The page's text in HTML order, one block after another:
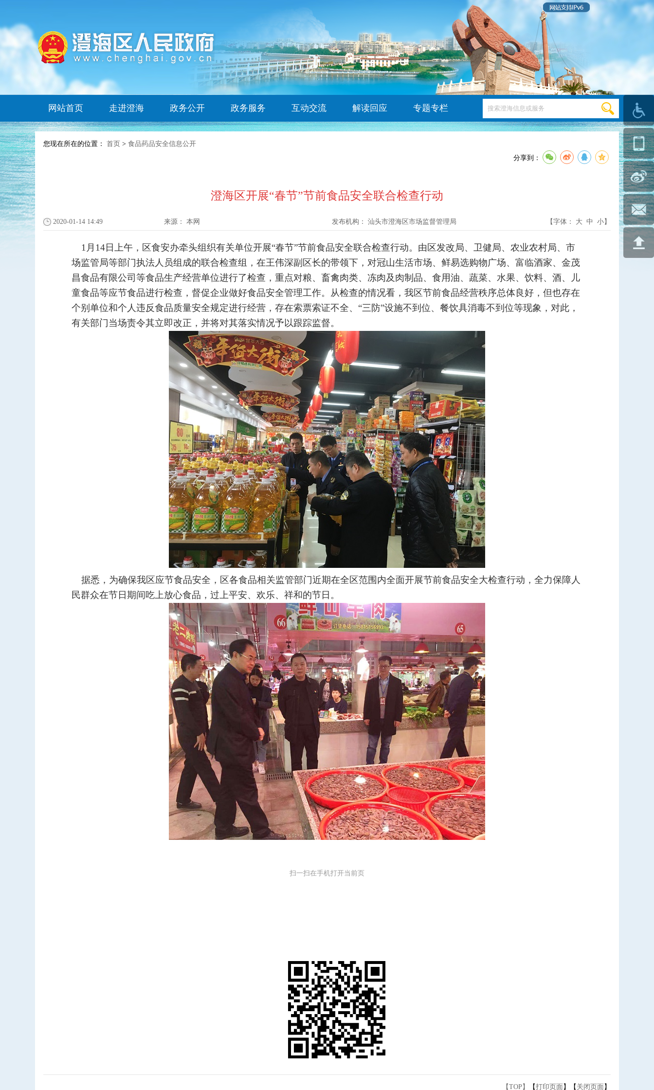
网站首页 走进澄海 政务公开 政务服务 互动交流 解读回应 专题专栏
您现在所在的位置： 首页 > 食品药品安全信息公开
分享到：
澄海区开展“春节”节前食品安全联合检查行动
2020-01-14 14:49 来源： 本网 发布机构： 汕头市澄海区市场监督管理局 【字体： 大 中 小】
1月14日上午，区食安办牵头组织有关单位开展“春节”节前食品安全联合检查行动。由区发改局、卫健局、农业农村局、市
场监管局等部门执法人员组成的联合检查组，在王伟深副区长的带领下，对冠山生活市场、鲜易选购物广场、富临酒家、金茂
昌食品有限公司等食品生产经营单位进行了检查，重点对粮、畜禽肉类、冻肉及肉制品、食用油、蔬菜、水果、饮料、酒、儿
童食品等应节食品进行检查，督促企业做好食品安全管理工作。从检查的情况看，我区节前食品经营秩序总体良好，但也存在
个别单位和个人违反食品质量安全规定进行经营，存在索票索证不全、“三防”设施不到位、餐饮具消毒不到位等现象，对此，
有关部门当场责令其立即改正，并将对其落实情况予以跟踪监督。
据悉，为确保我区应节食品安全，区各食品相关监管部门近期在全区范围内全面开展节前食品安全大检查行动，全力保障人
民群众在节日期间吃上放心食品，过上平安、欢乐、祥和的节日。
扫一扫在手机打开当前页
【TOP】 【打印页面 】【 关闭页面 】